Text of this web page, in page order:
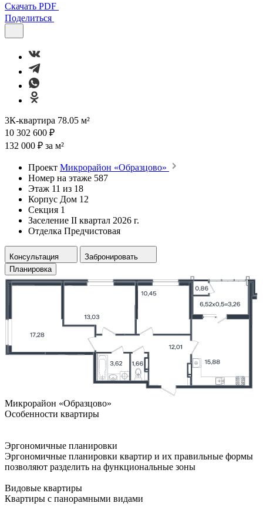
Скачать PDF
Поделиться
3К-квартира 78.05 м²
10 302 600 ₽
132 000 ₽ за м²
Проект Микрорайон «Образцово»
Номер на этаже 587
Этаж 11 из 18
Корпус Дом 12
Секция 1
Заселение II квартал 2026 г.
Отделка Предчистовая
Консультация
Забронировать
Планировка
Микрорайон «Образцово»
Особенности квартиры
Эргономичные планировки
Эргономичные планировки квартир и их правильные формы
позволяют разделить на функциональные зоны
Видовые квартиры
Квартиры с панорамными видами